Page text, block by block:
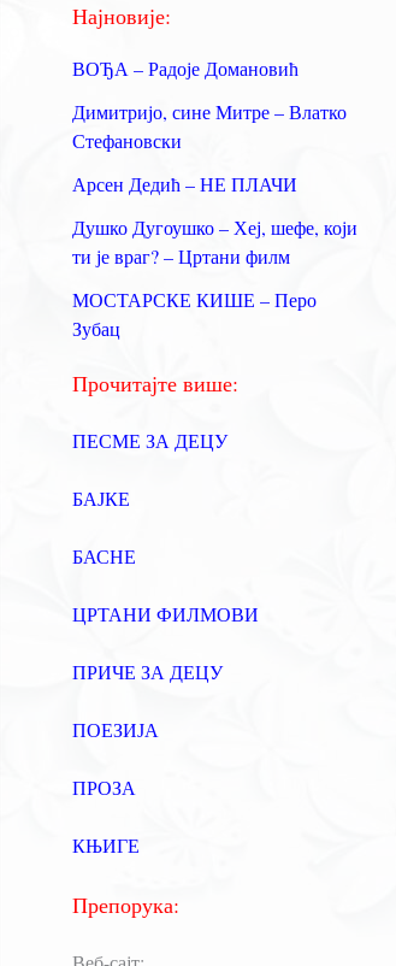
р
а
а
з
:
Најновије:
ВОЂА – Радоје Домановић
Димитријо, сине Митре – Влатко
Стефановски
Арсен Дедић – НЕ ПЛАЧИ
Душко Дугоушко – Хеј, шефе, који
ти је враг? – Цртани филм
МОСТАРСКЕ КИШЕ – Перо
Зубац
Прочитајте више:
ПЕСМЕ ЗА ДЕЦУ
БАЈКЕ
БАСНЕ
ЦРТАНИ ФИЛМОВИ
ПРИЧЕ ЗА ДЕЦУ
ПОЕЗИЈА
ПРОЗА
КЊИГЕ
Препорука: